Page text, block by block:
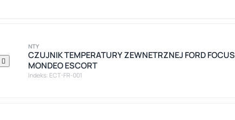

NTY
CZUJNIK TEMPERATURY ZEWNETRZNEJ FORD FOCUS
MONDEO ESCORT
Indeks: ECT-FR-001